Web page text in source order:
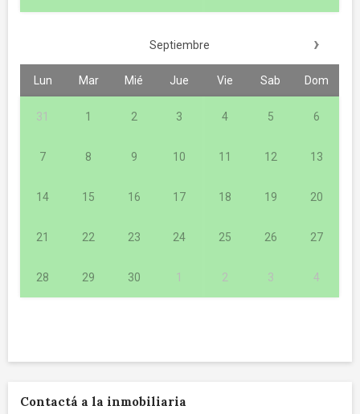
Septiembre ›
Lun Mar Mié Jue Vie Sab Dom
31 1 2 3 4 5 6
7 8 9 10 11 12 13
14 15 16 17 18 19 20
21 22 23 24 25 26 27
28 29 30 1 2 3 4
Contactá a la inmobiliaria